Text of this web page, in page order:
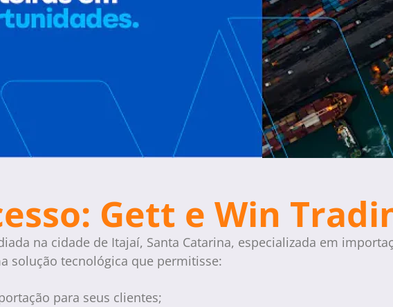
Gett e Win
na cidade de Itajaí, Santa Catarina, especializada em
solução tecnológica que permitisse:
para seus clientes;